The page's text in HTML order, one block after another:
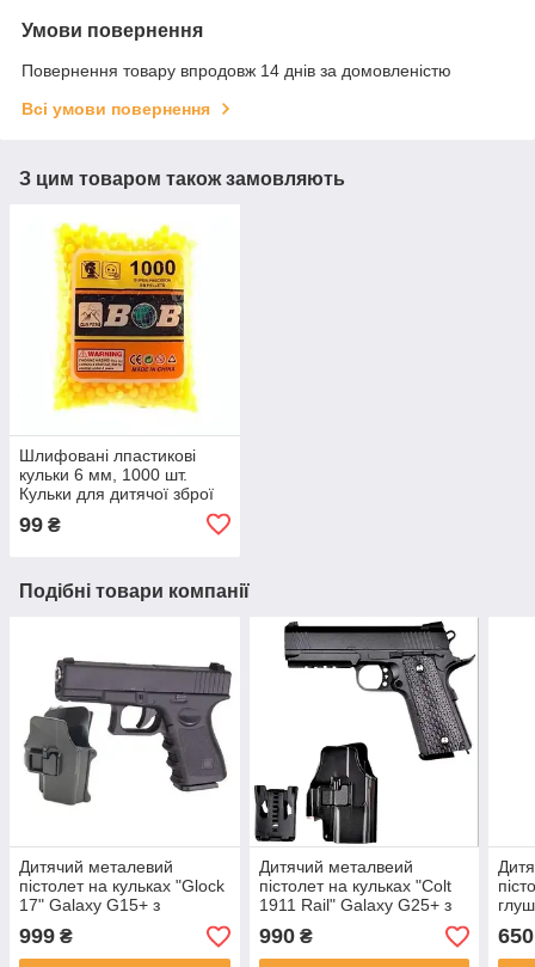
Умови повернення
Повернення товару впродовж 14 днів за домовленістю
Всі умови повернення
З цим товаром також замовляють
Шлифовані лпастикові
кульки 6 мм, 1000 шт.
Кульки для дитячої зброї
99 ₴
Подібні товари компанії
Дитячий металевий
пістолет на кульках "Glock
17" Galaxy G15+ з
кобурою
999 ₴
Дитячий металвеий
пістолет на кульках "Colt
1911 Rail" Galaxy G25+ з
кобурою
990₴ 650